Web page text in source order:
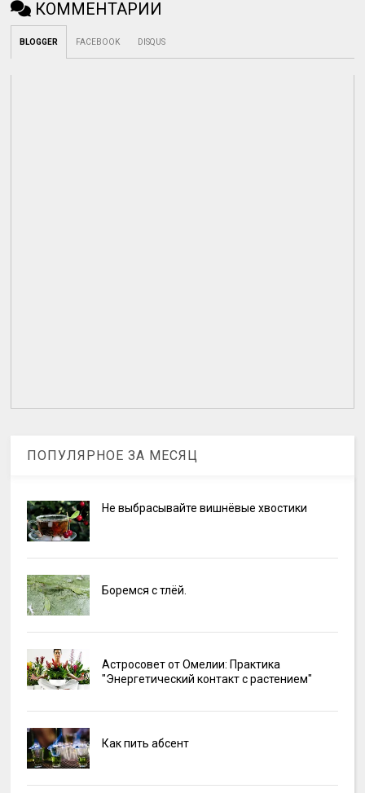
КОММЕНТАРИИ
BLOGGER FACEBOOK DISQUS
ПОПУЛЯРНОЕ ЗА МЕСЯЦ
Не выбрасывайте вишнёвые хвостики
Боремся с тлёй.
Астросовет от Омелии: Практика
"Энергетический контакт с растением"
Как пить абсент